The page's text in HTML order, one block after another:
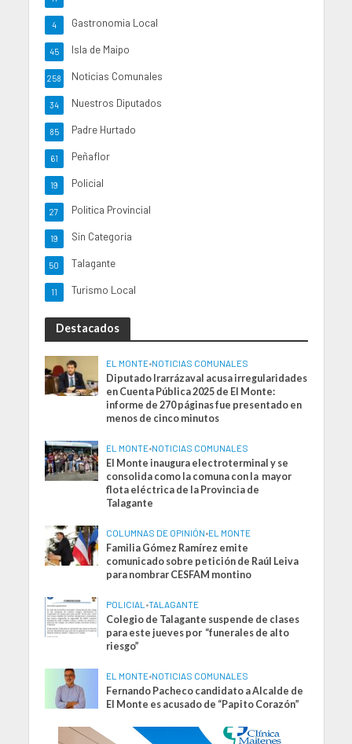
Gastronomia Local
4
Isla de Maipo
45
Noticias Comunales
258
Nuestros Diputados
34
Padre Hurtado
85
Peñaflor
61
Policial
19
Politica Provincial
27
Sin Categoria
19
Talagante
50
Turismo Local
11
Destacados
EL MONTE•NOTICIAS COMUNALES
Diputado Irarrázaval acusa irregularidades
en Cuenta Pública 2025 de El Monte:
informe de 270 páginas fue presentado en
menos de cinco minutos
EL MONTE•NOTICIAS COMUNALES
El Monte inaugura electroterminal y se
consolida como la comuna con la mayor
flota eléctrica de la Provincia de
Talagante
COLUMNAS DE OPINIÓN•EL MONTE
Familia Gómez Ramírez emite
comunicado sobre petición de Raúl Leiva
para nombrar CESFAM montino
POLICIAL •TALAGANTE
Colegio de Talagante suspende de clases
para este jueves por “funerales de alto
riesgo”
EL MONTE•NOTICIAS COMUNALES
Fernando Pacheco candidato a Alcalde de
El Monte es acusado de “Papito Corazón”